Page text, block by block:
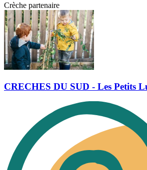
Crèche partenaire
CRECHES DU SUD - Les Petits